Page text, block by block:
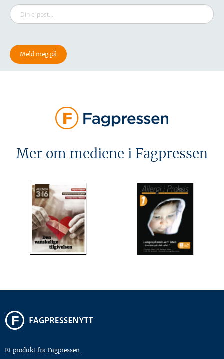
Mer om mediene i Fagpressen
Et produkt fra Fagpressen.